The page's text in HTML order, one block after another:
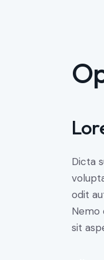
Dicta
odit
Nemo
sit